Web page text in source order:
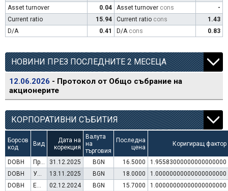
Asset turnover
0.04 Asset turnover cons
-
Current ratio
15.94 Current ratio cons
1.43
D/A
0.41 D/A cons 0.83
НОВИНИ ПРЕЗ ПОСЛЕДНИТЕ 2 МЕСЕЦА
12.06.2026 - Протокол от Общо събрание на
акционерите
КОРПОРАТИВНИ СЪБИТИЯ
Борсов
код
Вид
Дата на
корекция
Валута
на
търговия
Последна
цена
Коригиращ фактор
DOBH Преминаване към търговия в Евро 31.12.2025 BGN 16.5000
1.95583000000000000000
DOBH
Увеличение на капитал (упражняване на варанти) 13.11.2025 BGN 18.0000
1.00000000000000000000
DOBH
Емисия варанти 02.12.2024 BGN 15.7000
1.00000000000000000000